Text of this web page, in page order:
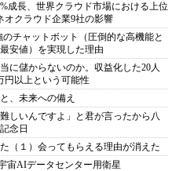
成長、世界クラウド市場における上位
オクラウド企業9社の影響
のチャットボット（圧倒的な高機能と
安値）を実現した理由
に儲からないのか。収益化した20人
円以上という可能性
、未来への備え
難しいんですよ」と君が言ったから八
念日
（１）会ってもらえる理由が消えた
宙AIデータセンター用衛星